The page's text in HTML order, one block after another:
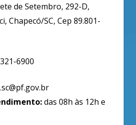
de Setembro, 292-D,
Chapecó/SC, Cep 89.801-
6900
das 08h às 12h e